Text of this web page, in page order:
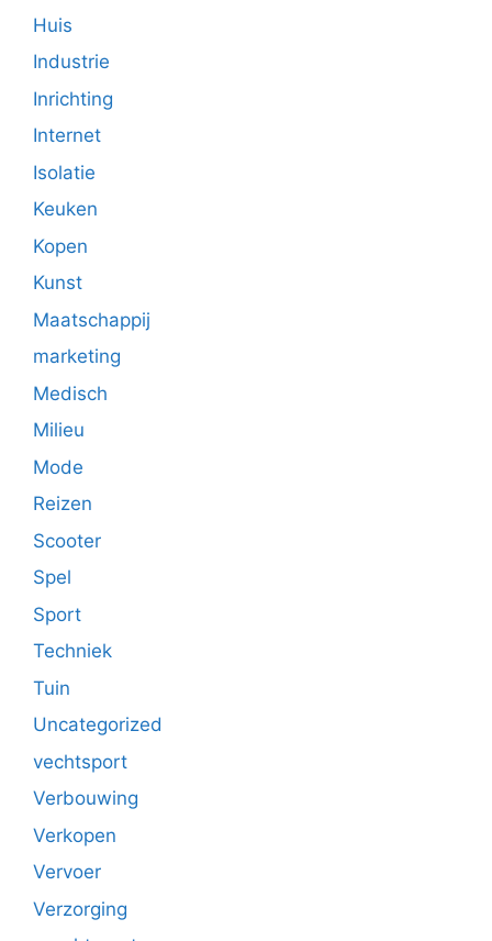
Huis
Industrie
Inrichting
Internet
Isolatie
Keuken
Kopen
Kunst
Maatschappij
marketing
Medisch
Milieu
Mode
Reizen
Scooter
Spel
Sport
Techniek
Tuin
Uncategorized
vechtsport
Verbouwing
Verkopen
Vervoer
Verzorging